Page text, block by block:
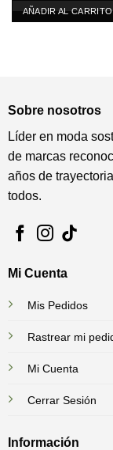
AÑADIR AL CARRITO
Sobre nosotros
Líder en moda
de marcas
años de
todos.
Mi Cuenta
Mis Pedidos
Rastrear mi
Mi Cuenta
Cerrar Sesión
Información